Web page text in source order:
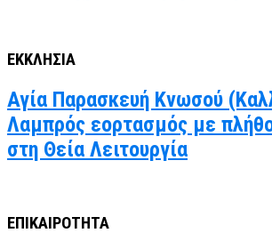
ΕΚΚΛΗΣΙΑ
Αγία Παρασκευή Κνωσού
Λαμπρός εορτασμός με
στη Θεία Λειτουργία
ΕΠΙΚΑΙΡΟΤΗΤΑ